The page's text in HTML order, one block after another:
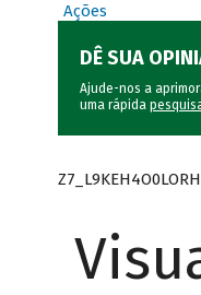
Ações
DÊ SUA
Ajude-nos a
uma rápida